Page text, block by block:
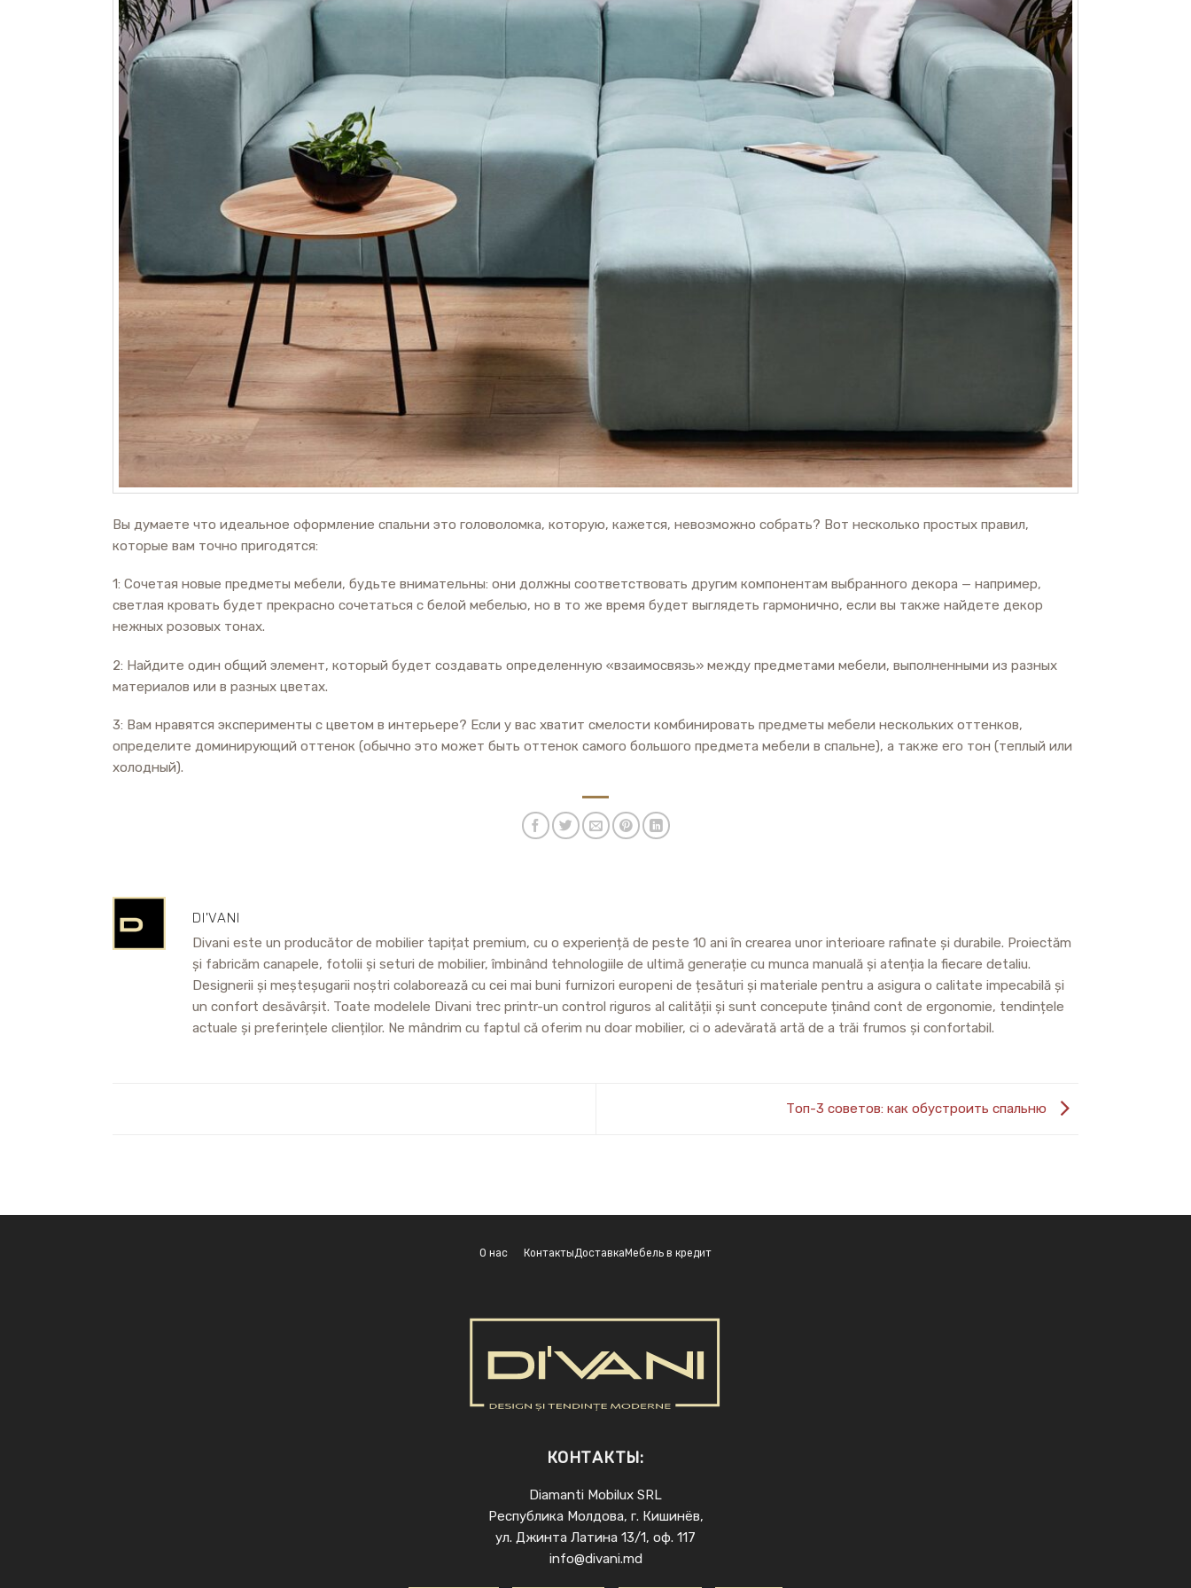
Вы думаете что идеальное оформление спальни это головоломка, которую, кажется, невозможно собрать? Вот несколько простых правил,
которые вам точно пригодятся:
1: Сочетая новые предметы мебели, будьте внимательны: они должны соответствовать другим компонентам выбранного декора — например,
светлая кровать будет прекрасно сочетаться с белой мебелью, но в то же время будет выглядеть гармонично, если вы также найдете декор
нежных розовых тонах.
2: Найдите один общий элемент, который будет создавать определенную «взаимосвязь» между предметами мебели, выполненными из разных
материалов или в разных цветах.
3: Вам нравятся эксперименты с цветом в интерьере? Если у вас хватит смелости комбинировать предметы мебели нескольких оттенков,
определите доминирующий оттенок (обычно это может быть оттенок самого большого предмета мебели в спальне), а также его тон (теплый или
холодный).
DI'VANI
Divani este un producător de mobilier tapițat premium, cu o experiență de peste 10 ani în crearea unor interioare rafinate și durabile. Proiectăm
și fabricăm canapele, fotolii și seturi de mobilier, îmbinând tehnologiile de ultimă generație cu munca manuală și atenția la fiecare detaliu.
Designerii și meșteșugarii noștri colaborează cu cei mai buni furnizori europeni de țesături și materiale pentru a asigura o calitate impecabilă și
un confort desăvârșit. Toate modelele Divani trec printr-un control riguros al calității și sunt concepute ținând cont de ergonomie, tendințele
actuale și preferințele clienților. Ne mândrim cu faptul că oferim nu doar mobilier, ci o adevărată artă de a trăi frumos și confortabil.
Топ-3 советов: как обустроить спальню
О нас Контакты ДоставкаМебель в кредит
КОНТАКТЫ:
Diamanti Mobilux SRL
Республика Молдова, г. Кишинёв,
ул. Джинта Латина 13/1, оф. 117
info@divani.md